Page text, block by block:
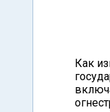
Как